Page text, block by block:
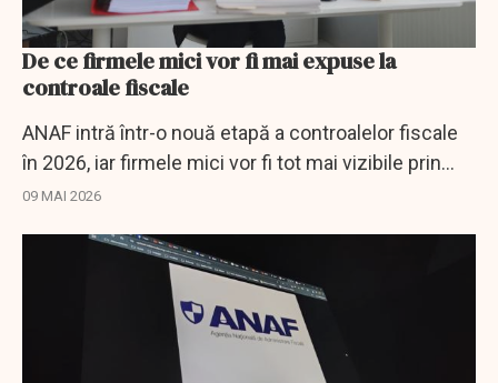
De ce firmele mici vor fi mai expuse la
controale fiscale
ANAF intră într-o nouă etapă a controalelor fiscale
în 2026, iar firmele mici vor fi tot mai vizibile prin
sistemele digitale conectate.
09 MAI 2026